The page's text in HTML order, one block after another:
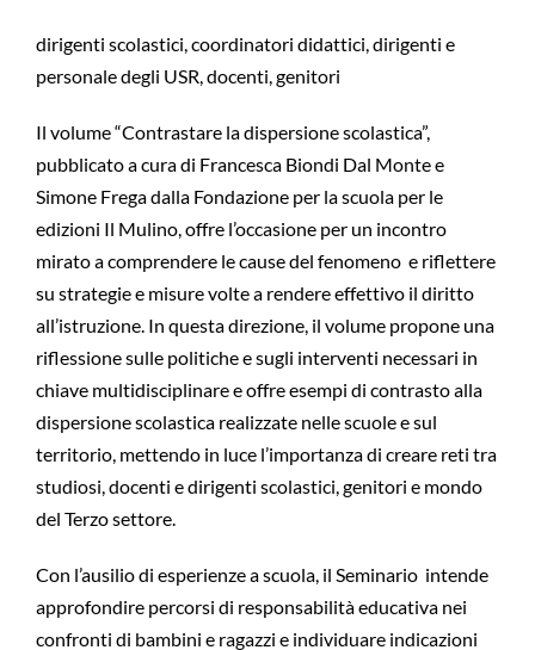
dirigenti scolastici, coordinatori didattici, dirigenti e
personale degli USR, docenti, genitori
Il volume “Contrastare la dispersione scolastica”,
pubblicato a cura di Francesca Biondi Dal Monte e
Simone Frega dalla Fondazione per la scuola per le
edizioni Il Mulino, offre l’occasione per un incontro
mirato a comprendere le cause del fenomeno e riflettere
su strategie e misure volte a rendere effettivo il diritto
all’istruzione. In questa direzione, il volume propone una
riflessione sulle politiche e sugli interventi necessari in
chiave multidisciplinare e offre esempi di contrasto alla
dispersione scolastica realizzate nelle scuole e sul
territorio, mettendo in luce l’importanza di creare reti tra
studiosi, docenti e dirigenti scolastici, genitori e mondo
del Terzo settore.
Con l’ausilio di esperienze a scuola, il Seminario intende
approfondire percorsi di responsabilità educativa nei
confronti di bambini e ragazzi e individuare indicazioni